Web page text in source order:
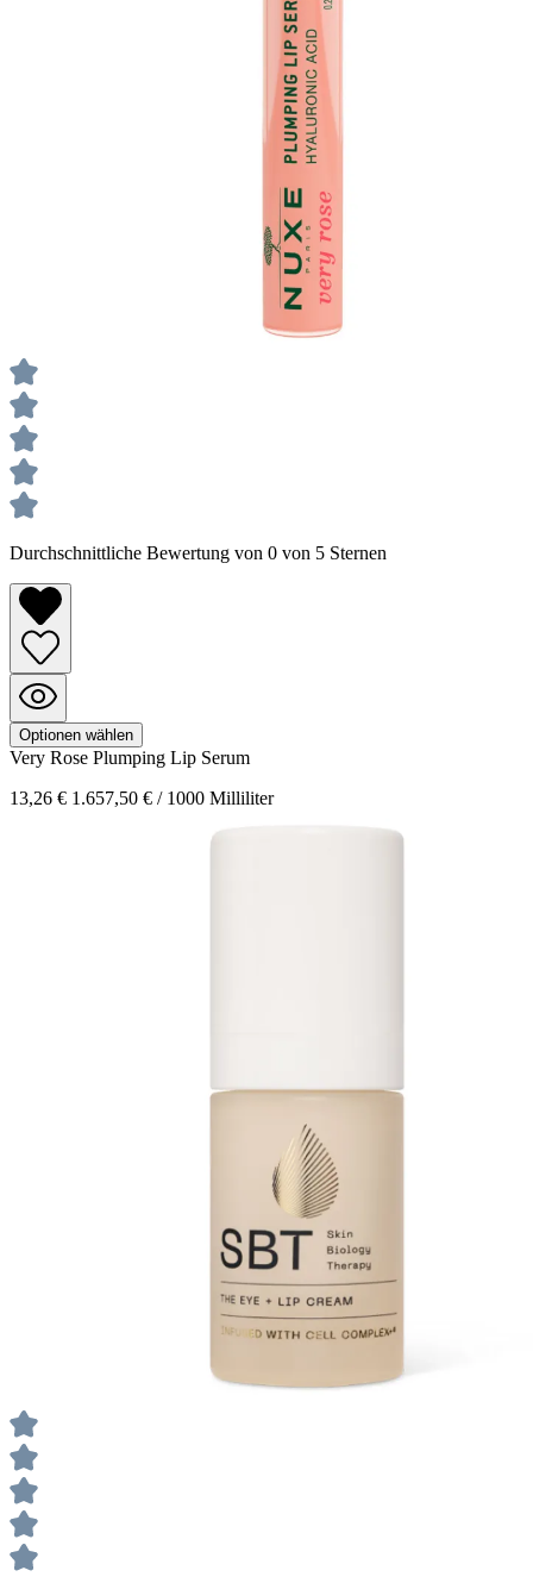
Durchschnittliche Bewertung von 0 von 5 Sternen
Optionen wählen
Very Rose Plumping Lip Serum
13,26 € 1.657,50 € / 1000 Milliliter